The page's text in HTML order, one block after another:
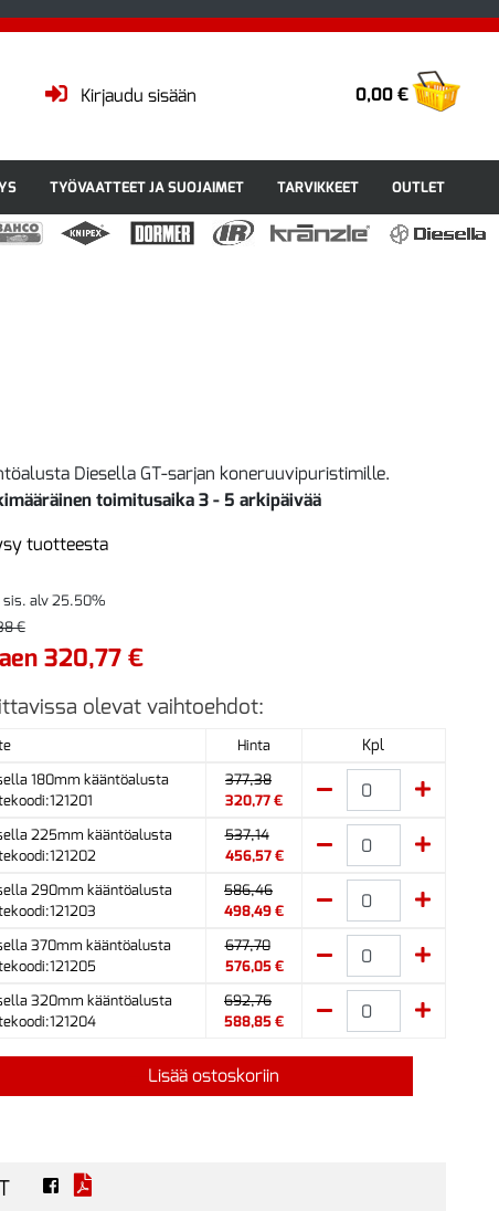
0,00 €
Kirjaudu sisään
TYÖVAATTEET JA SUOJAIMET TARVIKKEET OUTLET
Diesella GT-sarjan koneruuvipuristimille.
toimitusaika 3 - 5 arkipäivää
tuotteesta
sis. alv 25.50%
€
320,77 €
olevat vaihtoehdot:
Hinta Kpl
180mm kääntöalusta
377,38
320,77 €
225mm kääntöalusta
537,14
456,57 €
290mm kääntöalusta
586,46
498,49 €
370mm kääntöalusta
677,70
576,05 €
320mm kääntöalusta
692,76
588,85 €
Lisää ostoskoriin